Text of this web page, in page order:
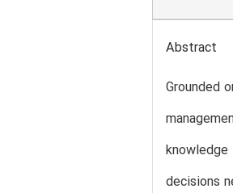
Abstract
Grounded
decisions